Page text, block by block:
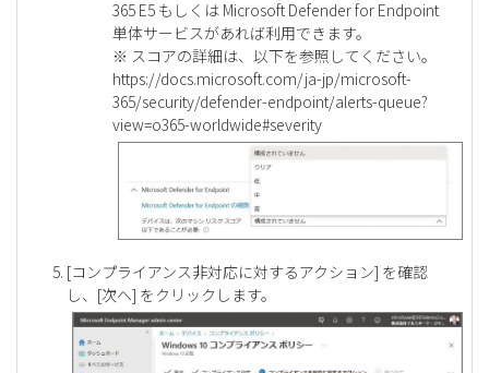
365 E5 もしくは Microsoft Defender for Endpoint
単体サービスがあれば利用できます。
※ スコアの詳細は、以下を参照してください。
https://docs.microsoft.com/ja-jp/microsoft-
365/security/defender-endpoint/alerts-queue?
view=o365-worldwide#severity
[コンプライアンス非対応に対するアクション] を確認
し、[次へ] をクリックします。